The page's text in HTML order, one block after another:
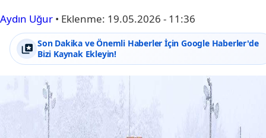
Aydın Uğur • Eklenme: 19.05.2026 - 11:36
Son Dakika ve Önemli Haberler İçin Google Haberler'de
Bizi Kaynak Ekleyin!